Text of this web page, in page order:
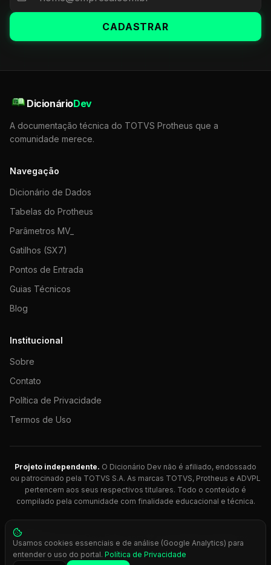
CADASTRAR
DicionárioDev
A documentação técnica do TOTVS Protheus que a
comunidade merece.
Navegação
Dicionário de Dados
Tabelas do Protheus
Parâmetros MV_
Gatilhos (SX7)
Pontos de Entrada
Guias Técnicos
Blog
Institucional
Sobre
Contato
Política de Privacidade
Termos de Uso
Projeto independente. O Dicionário Dev não é afiliado, endossado
ou patrocinado pela TOTVS S.A. As marcas TOTVS, Protheus e ADVPL
pertencem aos seus respectivos titulares. Todo o conteúdo é
compilado pela comunidade com finalidade educacional e técnica.
© 2026 Dicionário Dev. Feito com 💚 para desenvolvedores
Protheus.
Press Ctrl+K
Usamos cookies essenciais e de análise (Google Analytics) para
entender o uso do portal. Política de Privacidade